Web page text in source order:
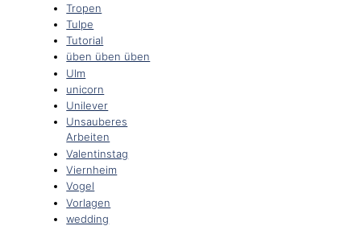
Tropen
Tulpe
Tutorial
üben üben üben
Ulm
unicorn
Unilever
Unsauberes
Arbeiten
Valentinstag
Viernheim
Vogel
Vorlagen
wedding